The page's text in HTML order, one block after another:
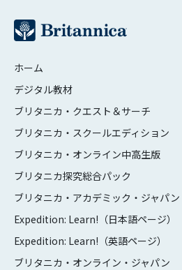
ホーム
デジタル教材
ブリタニカ・クエスト＆サーチ
ブリタニカ・スクールエディション
ブリタニカ・オンライン中高生版
ブリタニカ探究総合パック
ブリタニカ・アカデミック・ジャパン
Expedition: Learn!（日本語ページ）
Expedition: Learn!（英語ページ）
ブリタニカ・オンライン・ジャパン